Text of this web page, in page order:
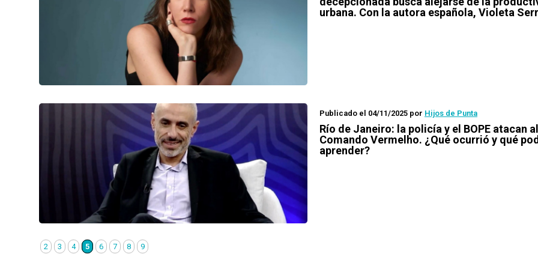
urbana. Con la autora española, Violeta
Publicado el 04/11/2025 por Hijos de Punta
Río de Janeiro: la policía y el BOPE atacan al
Comando Vermelho. ¿Qué ocurrió y qué
aprender?
2 3 4 5 6 7 8 9